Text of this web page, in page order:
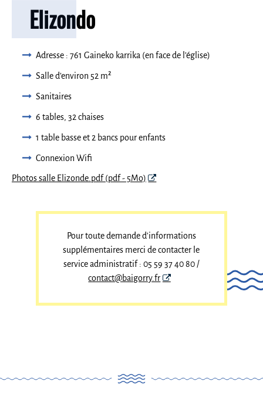
Elizondo
Adresse : 761 Gaineko karrika (en face de l’église)
Salle d’environ 52 m²
Sanitaires
6 tables, 32 chaises
1 table basse et 2 bancs pour enfants
Connexion Wifi
Photos salle Elizonde.pdf (pdf - 5Mo)
Pour toute demande d'informations
supplémentaires merci de contacter le
service administratif : 05 59 37 40 80 /
contact@baigorry.fr